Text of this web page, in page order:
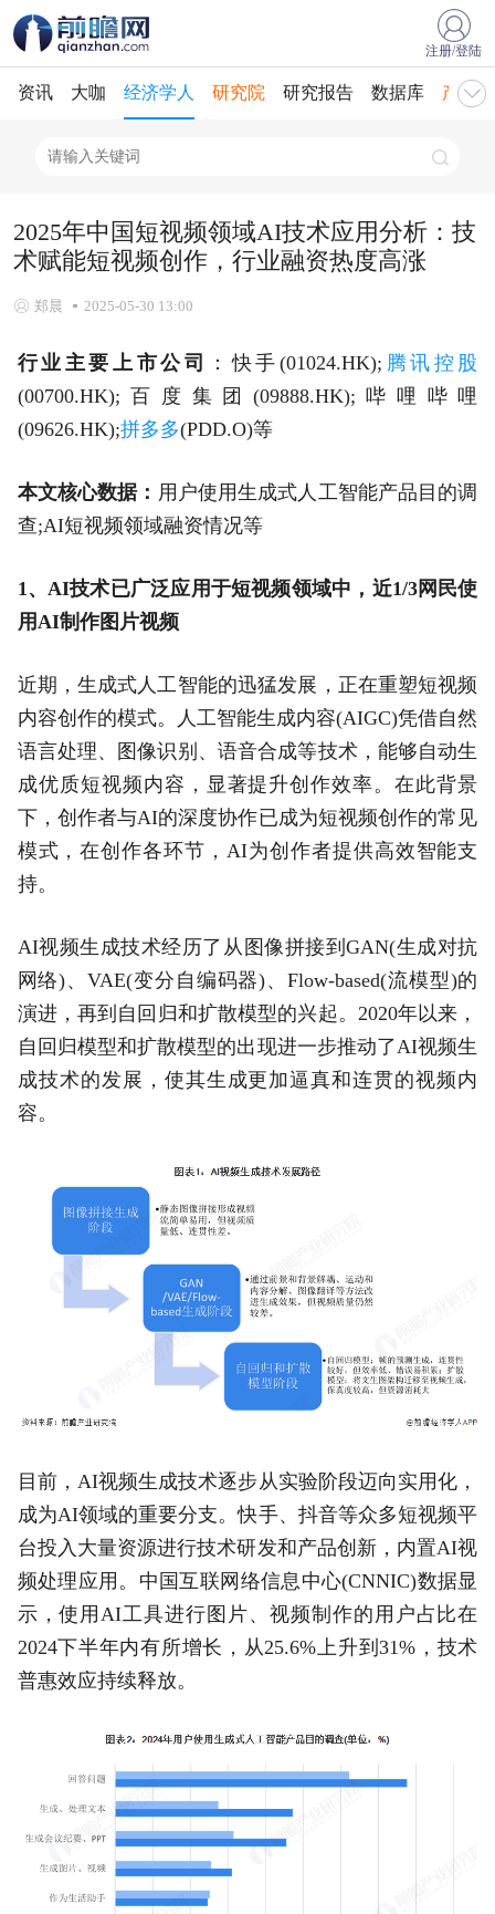
注册/登陆
资讯 大咖 经济学人 研究院 研究报告 数据库 产业
2025年中国短视频领域AI技术应用分析：技
术赋能短视频创作，行业融资热度高涨
郑晨 2025-05-30 13:00
行业主要上市公司 ：快手(01024.HK); 腾讯控股
(00700.HK);百度集团(09888.HK);哔哩哔哩
(09626.HK);拼多多(PDD.O)等
本文核心数据： 用户使用生成式人工智能产品目的调
查;AI短视频领域融资情况等
1、AI技术已广泛应用于短视频领域中，近1/3网民使
用AI制作图片视频
近期，生成式人工智能的迅猛发展，正在重塑短视频
内容创作的模式。人工智能生成内容(AIGC)凭借自然
语言处理、图像识别、语音合成等技术，能够自动生
成优质短视频内容，显著提升创作效率。在此背景
下，创作者与AI的深度协作已成为短视频创作的常见
模式，在创作各环节，AI为创作者提供高效智能支
持。
AI视频生成技术经历了从图像拼接到GAN(生成对抗
网络)、VAE(变分自编码器)、Flow-based(流模型)的
演进，再到自回归和扩散模型的兴起。2020年以来，
自回归模型和扩散模型的出现进一步推动了AI视频生
成技术的发展，使其生成更加逼真和连贯的视频内
容。
目前，AI视频生成技术逐步从实验阶段迈向实用化，
成为AI领域的重要分支。快手、抖音等众多短视频平
台投入大量资源进行技术研发和产品创新，内置AI视
频处理应用。中国互联网络信息中心(CNNIC)数据显
示，使用AI工具进行图片、视频制作的用户占比在
2024下半年内有所增长，从25.6%上升到31%，技术
普惠效应持续释放。